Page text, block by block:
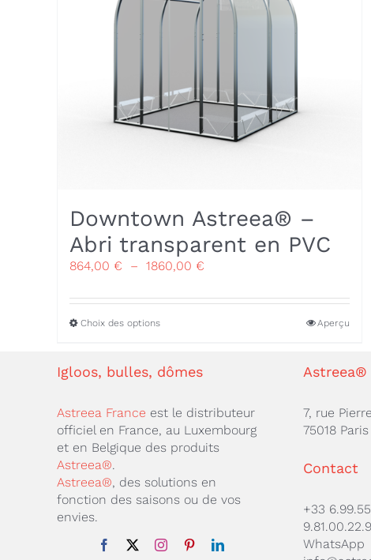
Downtown Astreea® –
Abri transparent en PVC
864,00 € – 1860,00 €
prix :
Choix des optionsCe
plusieurs
Les
options
peuvent
choisies
sur
du
Aperçu
Igloos, bulles, dômes
Astreea France est le distributeur
officiel en France, au Luxembourg
et en Belgique des produits
Astreea®.
Astreea®, des solutions en
fonction des saisons ou de vos
envies.
Astreea®
7, rue
75018 Paris
Contact
+33
WhatsApp